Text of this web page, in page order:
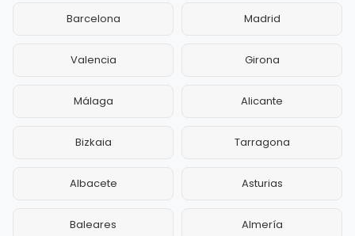
Barcelona Madrid
Valencia Girona
Málaga Alicante
Bizkaia Tarragona
Albacete Asturias
Baleares Almería